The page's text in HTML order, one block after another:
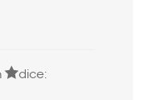
dice: